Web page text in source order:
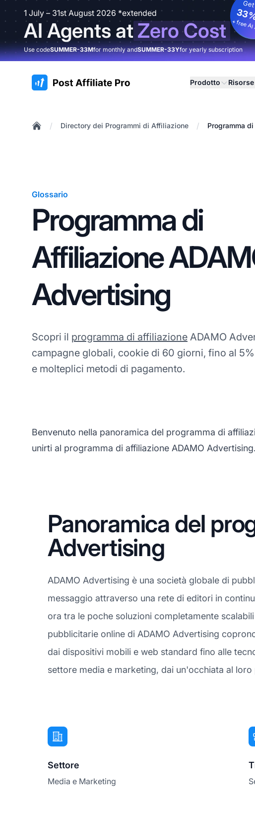
1 July – 31st August 2026 *extended
AI Agents atZero Cost + free
Use codeSUMMER-33Mfor monthly andSUMMER-33Yfor yearly subscription
:site.title Prodotto Risorse
/ Directory dei Programmi di Affiliazione / Programma
Glossario
Programma di
Affiliazione
Advertising
Scopri il programma di affiliazione ADAMO
campagne globali, cookie di 60 giorni, fino al
e molteplici metodi di pagamento.
Benvenuto nella panoramica del programma di
unirti al programma di affiliazione ADAMO Advertising.
Panoramica del
Advertising
ADAMO Advertising è una società globale di
messaggio attraverso una rete di editori in
ora tra le poche soluzioni completamente
pubblicitarie online di ADAMO Advertising
dai dispositivi mobili e web standard fino alle
settore media e marketing, dai un'occhiata al
Settore
Media e Marketing